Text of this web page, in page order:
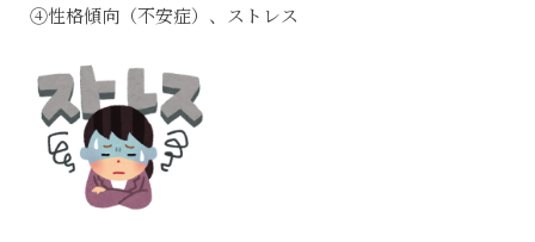
④性格傾向（不安症）、ストレス